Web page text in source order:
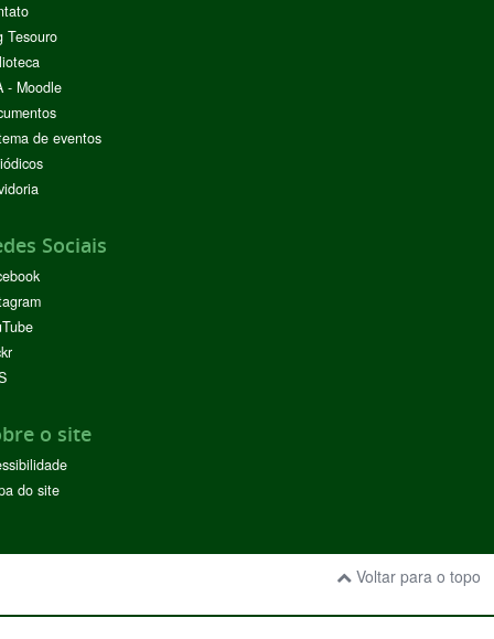
Tesouro
- Moodle
de eventos
Sociais
o site
do site
Voltar para o topo